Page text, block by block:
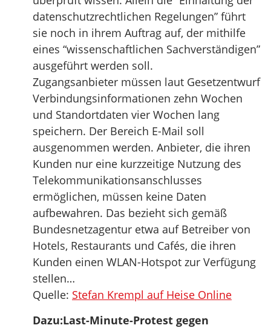
datenschutzrechtlichen Regelungen” führt
sie noch in ihrem Auftrag auf, der mithilfe
eines “wissenschaftlichen Sachverständigen”
ausgeführt werden soll.
Zugangsanbieter müssen laut Gesetzentwurf
Verbindungsinformationen zehn Wochen
und Standortdaten vier Wochen lang
speichern. Der Bereich E-Mail soll
ausgenommen werden. Anbieter, die ihren
Kunden nur eine kurzzeitige Nutzung des
Telekommunikationsanschlusses
ermöglichen, müssen keine Daten
aufbewahren. Das bezieht sich gemäß
Bundesnetzagentur etwa auf Betreiber von
Hotels, Restaurants und Cafés, die ihren
Kunden einen WLAN-Hotspot zur Verfügung
stellen…
Quelle: Stefan Krempl auf Heise Online
Dazu:Last-Minute-Protest gegen